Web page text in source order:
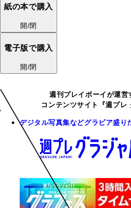
紙の本で購入
開/閉
電子版で購入
開/閉
週刊プレイボーイが運営
コンテンツサイト『週プレ
デジタル写真集などグラビア盛り